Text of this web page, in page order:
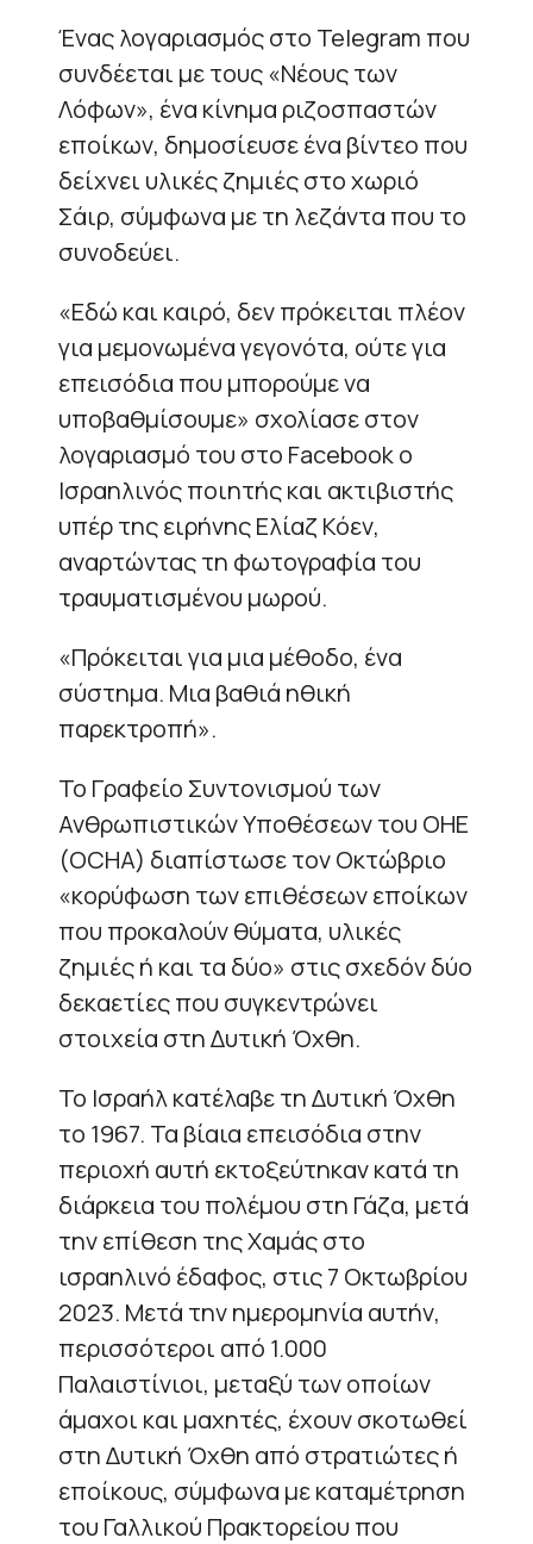
Ένας λογαριασμός στο Telegram που
συνδέεται με τους «Νέους των
Λόφων», ένα κίνημα ριζοσπαστών
εποίκων, δημοσίευσε ένα βίντεο που
δείχνει υλικές ζημιές στο χωριό
Σάιρ, σύμφωνα με τη λεζάντα που το
συνοδεύει.
«Εδώ και καιρό, δεν πρόκειται πλέον
για μεμονωμένα γεγονότα, ούτε για
επεισόδια που μπορούμε να
υποβαθμίσουμε» σχολίασε στον
λογαριασμό του στο Facebook ο
Ισραηλινός ποιητής και ακτιβιστής
υπέρ της ειρήνης Ελίαζ Κόεν,
αναρτώντας τη φωτογραφία του
τραυματισμένου μωρού.
«Πρόκειται για μια μέθοδο, ένα
σύστημα. Μια βαθιά ηθική
παρεκτροπή».
Το Γραφείο Συντονισμού των
Ανθρωπιστικών Υποθέσεων του ΟΗΕ
(OCHA) διαπίστωσε τον Οκτώβριο
«κορύφωση των επιθέσεων εποίκων
που προκαλούν θύματα, υλικές
ζημιές ή και τα δύο» στις σχεδόν δύο
δεκαετίες που συγκεντρώνει
στοιχεία στη Δυτική Όχθη.
Το Ισραήλ κατέλαβε τη Δυτική Όχθη
το 1967. Τα βίαια επεισόδια στην
περιοχή αυτή εκτοξεύτηκαν κατά τη
διάρκεια του πολέμου στη Γάζα, μετά
την επίθεση της Χαμάς στο
ισραηλινό έδαφος, στις 7 Οκτωβρίου
2023. Μετά την ημερομηνία αυτήν,
περισσότεροι από 1.000
Παλαιστίνιοι, μεταξύ των οποίων
άμαχοι και μαχητές, έχουν σκοτωθεί
στη Δυτική Όχθη από στρατιώτες ή
εποίκους, σύμφωνα με καταμέτρηση
του Γαλλικού Πρακτορείου που